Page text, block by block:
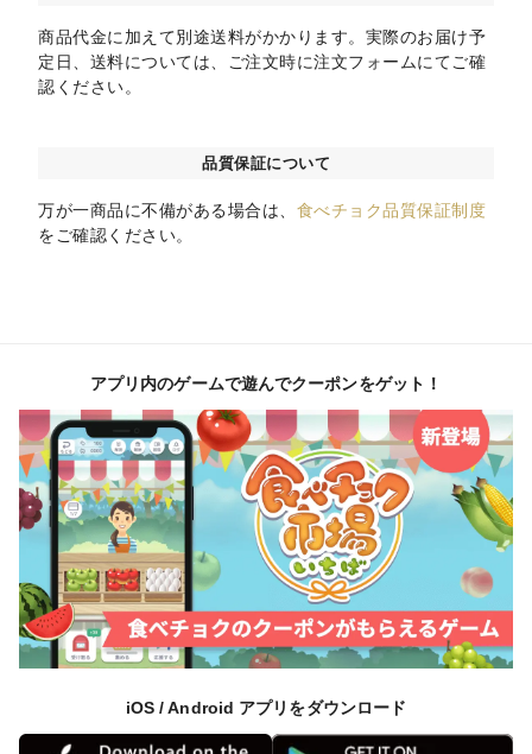
商品代金に加えて別途送料がかかります。実際のお届け予
定日、送料については、ご注文時に注文フォームにてご確
認ください。
品質保証について
万が一商品に不備がある場合は、 食べチョク品質保証制度
をご確認ください。
アプリ内のゲームで遊んでクーポンをゲット！
iOS / Android アプリをダウンロード